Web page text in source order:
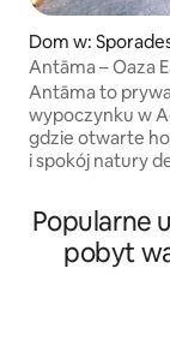
Dom w:
Antāma – Oaza
Antāma to
wypoczynku w
gdzie otwarte
i spokój natury
z myślą o
w otoczenie z
na morze i
prywatnym
słońcem i
Popularne
pobyt